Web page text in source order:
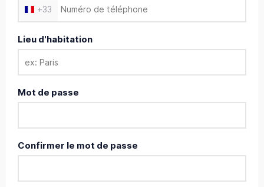
+33
Lieu d'habitation
Mot de passe
Confirmer le mot de passe